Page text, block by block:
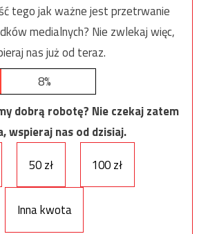
tego jak ważne jest przetrwanie
medialnych? Nie zwlekaj więc,
nas już od teraz.
8%
dobrą robotę? Nie czekaj zatem
wspieraj nas od dzisiaj.
50 zł 100 zł
Inna kwota